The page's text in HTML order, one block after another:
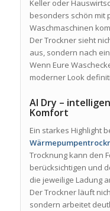
Keller oder
besonders schön mit
Waschmaschinen
Der Trockner sieht
aus, sondern nach
Wenn Eure
moderner Look
AI Dry –
Komfort
Ein starkes Highlight
Trocknung kann den
berücksichtigen und
die jeweilige Ladung
Der Trockner läuft
sondern arbeitet